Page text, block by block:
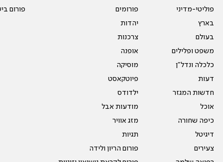
פוליטי-מדיני
בארץ
בעולם
משפט ופלילים
כלכלה ונדל"ן
דעות
חדשות המגזר
אוכל
כיפה שחורה
דיגיטל
צעירים
פורומים
יהדות
צרכנות
אופנה
מוסיקה
פיוטקאסט
ילדודס
מודעות אבל
מזג אוויר
תגיות
פורום הריון ולידה
פורום